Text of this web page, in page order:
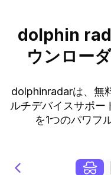
dolphin
ウンロー
dolphinradarは、無
ルチデバイスサポー
を1つのパワフ